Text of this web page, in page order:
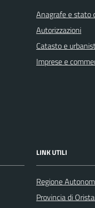
Anagrafe e stato
Autorizzazioni
Catasto e
Imprese e
LINK UTILI
Regione
Provincia di